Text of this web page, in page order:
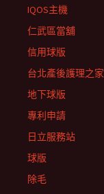
IQOS主機
仁武區當舖
信用球版
台北產後護理之家
地下球版
專利申請
日立服務站
球版
除毛